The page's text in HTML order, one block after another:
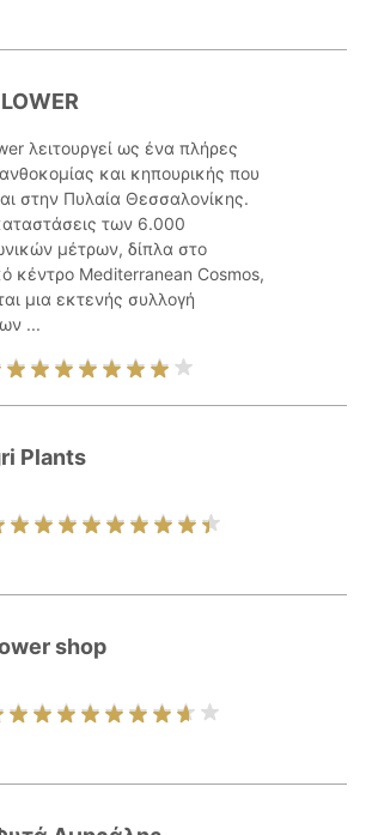
λειτουργεί ως ένα πλήρες
και κηπουρικής που
στην Πυλαία Θεσσαλονίκης.
των 6.000
μέτρων, δίπλα στο
κέντρο Mediterranean Cosmos,
μια εκτενής συλλογή
...
Plants
shop